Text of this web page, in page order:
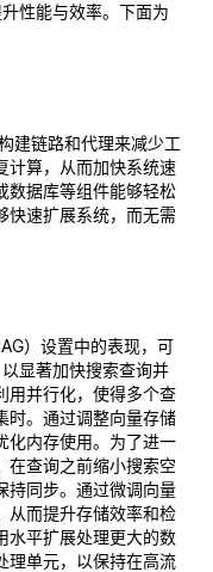
性能与效率。下面为
建链路和代理来减少工
计算，从而加快系统速
数据库等组件能够轻松
快速扩展系统，而无需
）设置中的表现，可
显著加快搜索查询并
用并行化，使得多个查
时。通过调整向量存储
化内存使用。为了进一
在查询之前缩小搜索空
持同步。通过微调向量
从而提升存储效率和检
水平扩展处理更大的数
理单元，以保持在高流